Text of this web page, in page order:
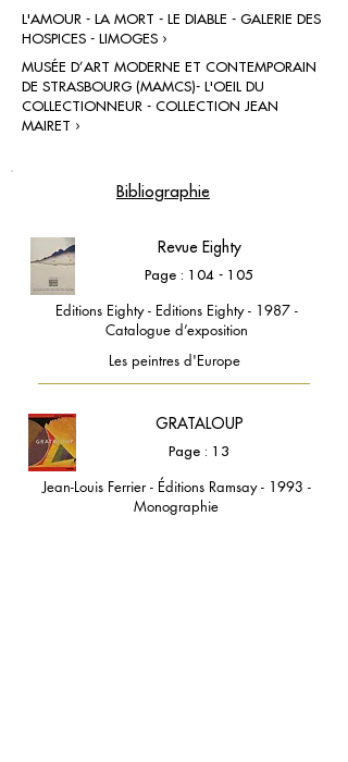
L'AMOUR - LA MORT - LE DIABLE - GALERIE DES
HOSPICES - LIMOGES ›
MUSÉE D’ART MODERNE ET CONTEMPORAIN
DE STRASBOURG (MAMCS)- L'OEIL DU
COLLECTIONNEUR - COLLECTION JEAN
MAIRET ›
Bibliographie
Revue Eighty
Page : 104 - 105
Editions Eighty - Editions Eighty - 1987 -
Catalogue d’exposition
Les peintres d'Europe
GRATALOUP
Page : 13
Jean-Louis Ferrier - Éditions Ramsay - 1993 -
Monographie